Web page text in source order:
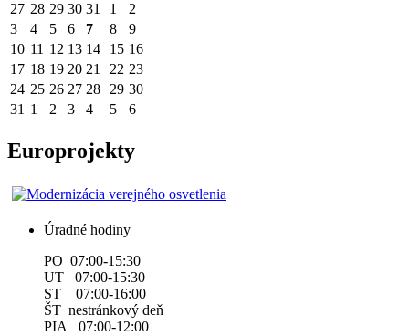
27 28 29 30 31 1
2
3
4 5 6 7 8
9
10 11 12 13 14 15 16
17 18 19 20 21 22 23
24 25 26 27 28 29 30
31 1 2 3 4 5 6
Europrojekty
Úradné hodiny
PO 07:00-15:30
UT 07:00-15:30
ST 07:00-16:00
ŠT nestránkový deň
PIA 07:00-12:00